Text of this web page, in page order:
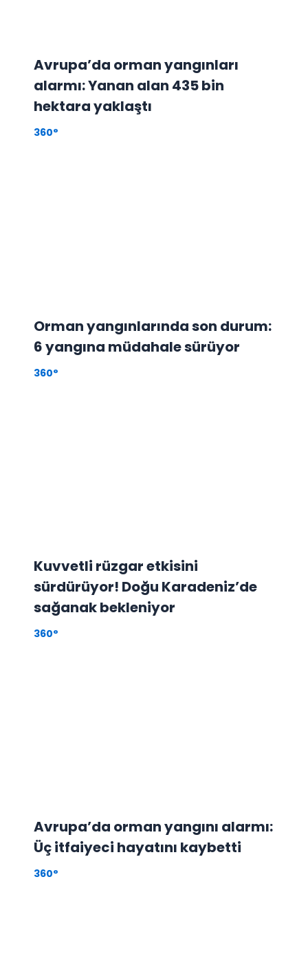
Avrupa’da orman yangınları
alarmı: Yanan alan 435 bin
hektara yaklaştı
360°
Orman yangınlarında son durum:
6 yangına müdahale sürüyor
360°
Kuvvetli rüzgar etkisini
sürdürüyor! Doğu Karadeniz’de
sağanak bekleniyor
360°
Avrupa’da orman yangını alarmı:
Üç itfaiyeci hayatını kaybetti
360°